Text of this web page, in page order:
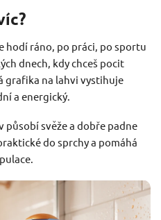
hodí ráno, po práci, po sportu
dnech, kdy chceš pocit
grafika na lahvi vystihuje
a energický.
působí svěže a dobře padne
do sprchy a pomáhá